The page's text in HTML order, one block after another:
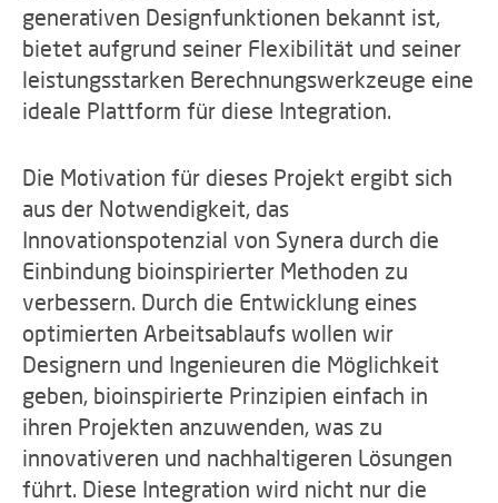
generativen Designfunktionen bekannt ist,
bietet aufgrund seiner Flexibilität und seiner
leistungsstarken Berechnungswerkzeuge eine
ideale Plattform für diese Integration.
Die Motivation für dieses Projekt ergibt sich
aus der Notwendigkeit, das
Innovationspotenzial von Synera durch die
Einbindung bioinspirierter Methoden zu
verbessern. Durch die Entwicklung eines
optimierten Arbeitsablaufs wollen wir
Designern und Ingenieuren die Möglichkeit
geben, bioinspirierte Prinzipien einfach in
ihren Projekten anzuwenden, was zu
innovativeren und nachhaltigeren Lösungen
führt. Diese Integration wird nicht nur die